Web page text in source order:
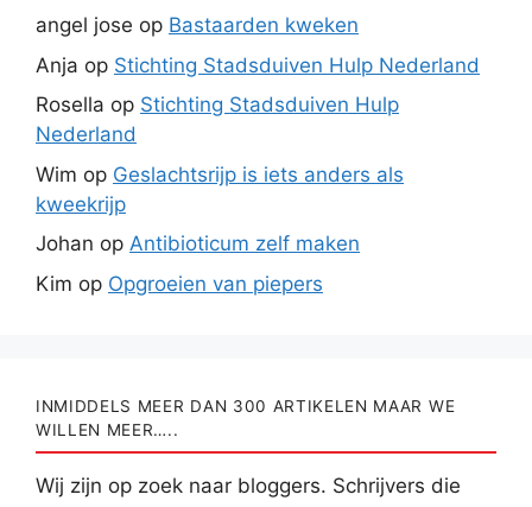
angel jose op Bastaarden kweken
Anja op Stichting Stadsduiven Hulp Nederland
Rosella op Stichting Stadsduiven Hulp
Nederland
Wim op Geslachtsrijp is iets anders als
kweekrijp
Johan op Antibioticum zelf maken
Kim op Opgroeien van piepers
INMIDDELS MEER DAN 300 ARTIKELEN MAAR WE
WILLEN MEER…..
Wij zijn op zoek naar bloggers. Schrijvers die